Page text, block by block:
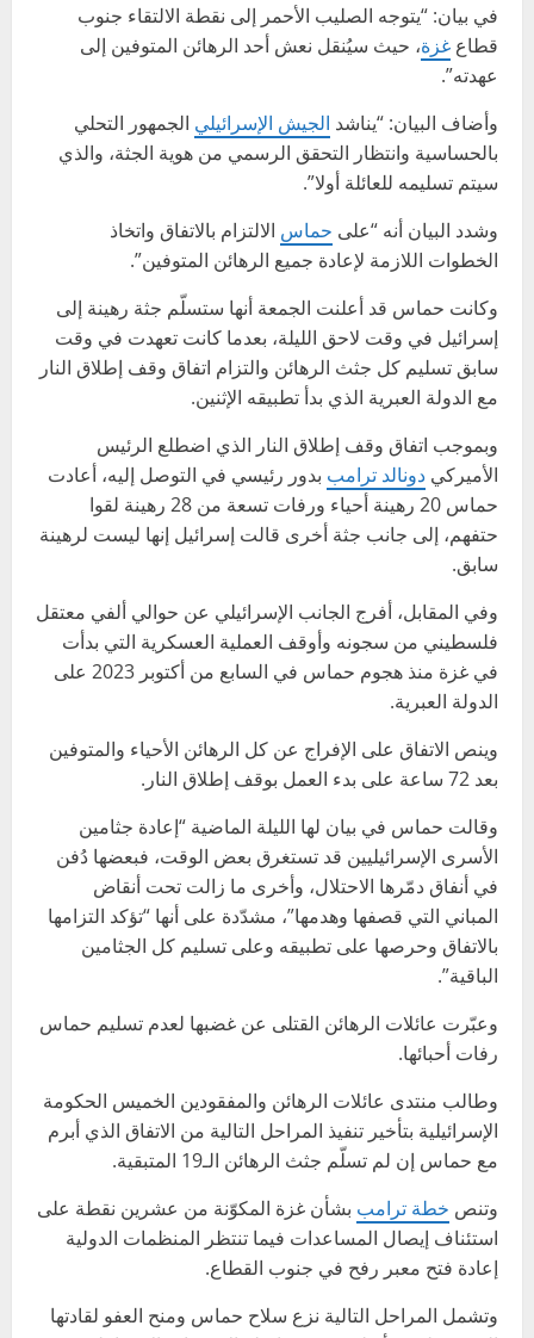
في بيان: “يتوجه الصليب الأحمر إلى نقطة الالتقاء جنوب
قطاع غزة، حيث سيُنقل نعش أحد الرهائن المتوفين إلى
عهدته”.
وأضاف البيان: “يناشد الجيش الإسرائيلي الجمهور التحلي
بالحساسية وانتظار التحقق الرسمي من هوية الجثة، والذي
سيتم تسليمه للعائلة أولا”.
وشدد البيان أنه “على حماس الالتزام بالاتفاق واتخاذ
الخطوات اللازمة لإعادة جميع الرهائن المتوفين”.
وكانت حماس قد أعلنت الجمعة أنها ستسلّم جثة رهينة إلى
إسرائيل في وقت لاحق الليلة، بعدما كانت تعهدت في وقت
سابق تسليم كل جثث الرهائن والتزام اتفاق وقف إطلاق النار
مع الدولة العبرية الذي بدأ تطبيقه الإثنين.
وبموجب اتفاق وقف إطلاق النار الذي اضطلع الرئيس
الأميركي دونالد ترامب بدور رئيسي في التوصل إليه، أعادت
حماس 20 رهينة أحياء ورفات تسعة من 28 رهينة لقوا
حتفهم، إلى جانب جثة أخرى قالت إسرائيل إنها ليست لرهينة
سابق.
وفي المقابل، أفرج الجانب الإسرائيلي عن حوالي ألفي معتقل
فلسطيني من سجونه وأوقف العملية العسكرية التي بدأت
في غزة منذ هجوم حماس في السابع من أكتوبر 2023 على
الدولة العبرية.
وينص الاتفاق على الإفراج عن كل الرهائن الأحياء والمتوفين
بعد 72 ساعة على بدء العمل بوقف إطلاق النار.
وقالت حماس في بيان لها الليلة الماضية “إعادة جثامين
الأسرى الإسرائيليين قد تستغرق بعض الوقت، فبعضها دُفن
في أنفاق دمّرها الاحتلال، وأخرى ما زالت تحت أنقاض
المباني التي قصفها وهدمها”، مشدّدة على أنها “تؤكد التزامها
بالاتفاق وحرصها على تطبيقه وعلى تسليم كل الجثامين
الباقية”.
وعبّرت عائلات الرهائن القتلى عن غضبها لعدم تسليم حماس
رفات أحبائها.
وطالب منتدى عائلات الرهائن والمفقودين الخميس الحكومة
الإسرائيلية بتأخير تنفيذ المراحل التالية من الاتفاق الذي أبرم
مع حماس إن لم تسلّم جثث الرهائن الـ19 المتبقية.
وتنص خطة ترامب بشأن غزة المكوّنة من عشرين نقطة على
استئناف إيصال المساعدات فيما تنتظر المنظمات الدولية
إعادة فتح معبر رفح في جنوب القطاع.
وتشمل المراحل التالية نزع سلاح حماس ومنح العفو لقادتها